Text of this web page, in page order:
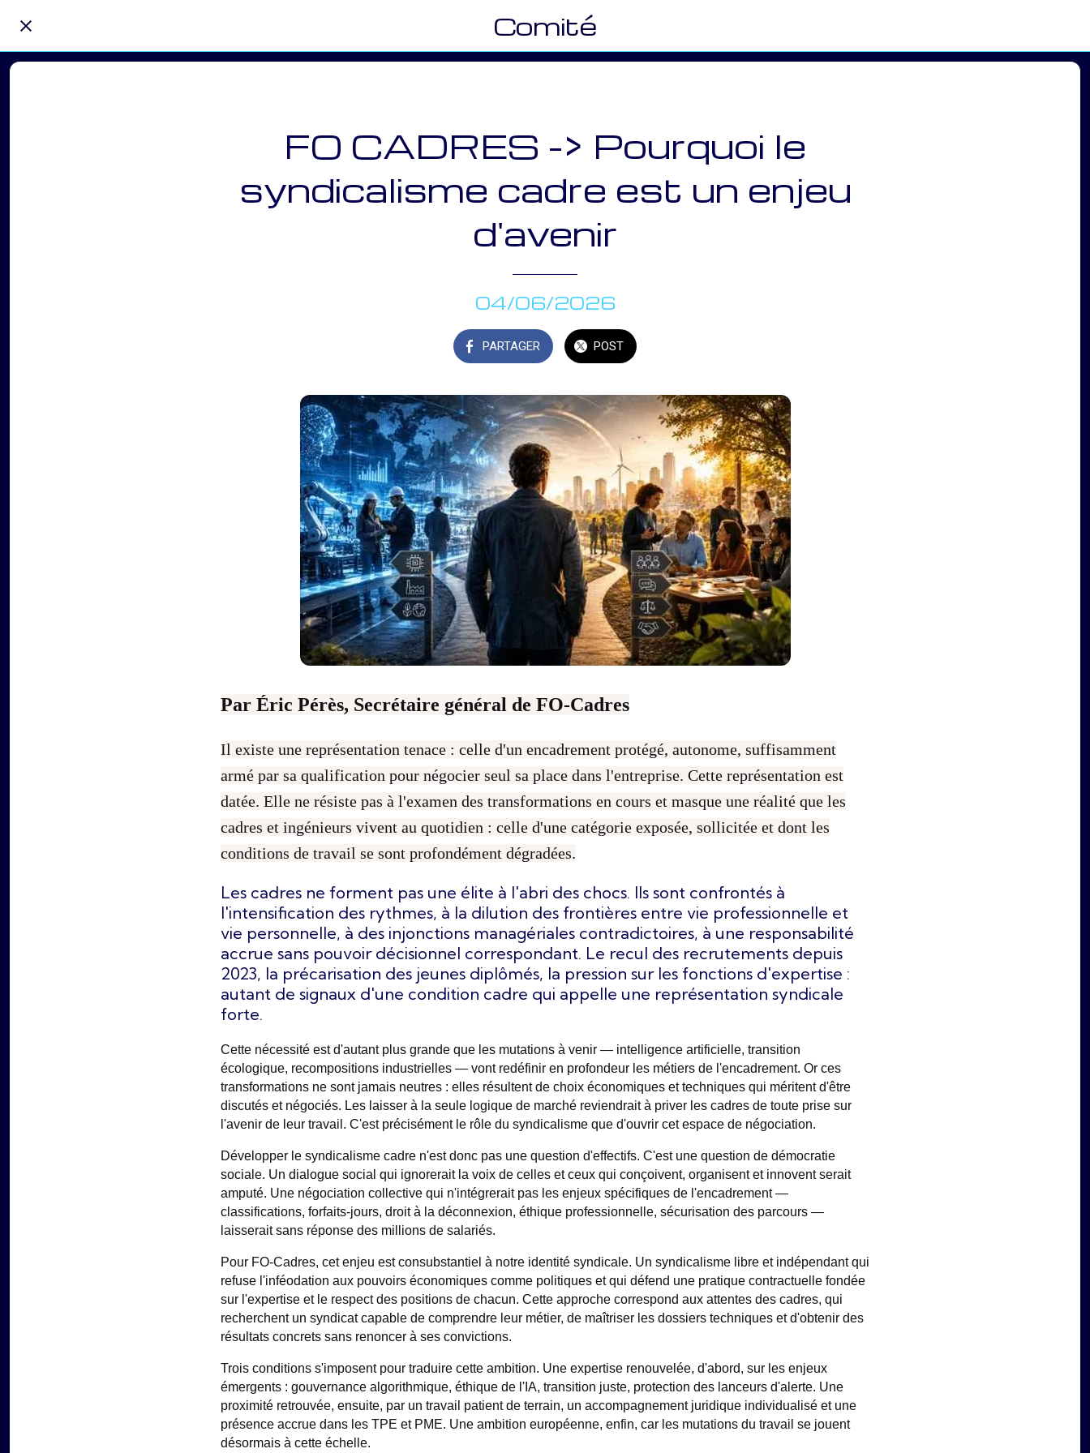
Comité
FO CADRES -> Pourquoi le
syndicalisme cadre est un enjeu
d'avenir
04/06/2026
PARTAGER POST
Par Éric Pérès, Secrétaire général de FO-Cadres
Il existe une représentation tenace : celle d'un encadrement protégé, autonome, suffisamment
armé par sa qualification pour négocier seul sa place dans l'entreprise. Cette représentation est
datée. Elle ne résiste pas à l'examen des transformations en cours et masque une réalité que les
cadres et ingénieurs vivent au quotidien : celle d'une catégorie exposée, sollicitée et dont les
conditions de travail se sont profondément dégradées.
Les cadres ne forment pas une élite à l'abri des chocs. Ils sont confrontés à
l'intensification des rythmes, à la dilution des frontières entre vie professionnelle et
vie personnelle, à des injonctions managériales contradictoires, à une responsabilité
accrue sans pouvoir décisionnel correspondant. Le recul des recrutements depuis
2023, la précarisation des jeunes diplômés, la pression sur les fonctions d'expertise :
autant de signaux d'une condition cadre qui appelle une représentation syndicale
forte.
Cette nécessité est d'autant plus grande que les mutations à venir — intelligence artificielle, transition
écologique, recompositions industrielles — vont redéfinir en profondeur les métiers de l'encadrement. Or ces
transformations ne sont jamais neutres : elles résultent de choix économiques et techniques qui méritent d'être
discutés et négociés. Les laisser à la seule logique de marché reviendrait à priver les cadres de toute prise sur
l'avenir de leur travail. C'est précisément le rôle du syndicalisme que d'ouvrir cet espace de négociation.
Développer le syndicalisme cadre n'est donc pas une question d'effectifs. C'est une question de démocratie
sociale. Un dialogue social qui ignorerait la voix de celles et ceux qui conçoivent, organisent et innovent serait
amputé. Une négociation collective qui n'intégrerait pas les enjeux spécifiques de l'encadrement —
classifications, forfaits-jours, droit à la déconnexion, éthique professionnelle, sécurisation des parcours —
laisserait sans réponse des millions de salariés.
Pour FO-Cadres, cet enjeu est consubstantiel à notre identité syndicale. Un syndicalisme libre et indépendant qui
refuse l'inféodation aux pouvoirs économiques comme politiques et qui défend une pratique contractuelle fondée
sur l'expertise et le respect des positions de chacun. Cette approche correspond aux attentes des cadres, qui
recherchent un syndicat capable de comprendre leur métier, de maîtriser les dossiers techniques et d'obtenir des
résultats concrets sans renoncer à ses convictions.
Trois conditions s'imposent pour traduire cette ambition. Une expertise renouvelée, d'abord, sur les enjeux
émergents : gouvernance algorithmique, éthique de l'IA, transition juste, protection des lanceurs d'alerte. Une
proximité retrouvée, ensuite, par un travail patient de terrain, un accompagnement juridique individualisé et une
présence accrue dans les TPE et PME. Une ambition européenne, enfin, car les mutations du travail se jouent
désormais à cette échelle.